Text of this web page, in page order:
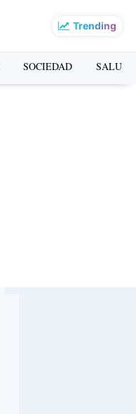
Trending
SOCIEDAD SALUD